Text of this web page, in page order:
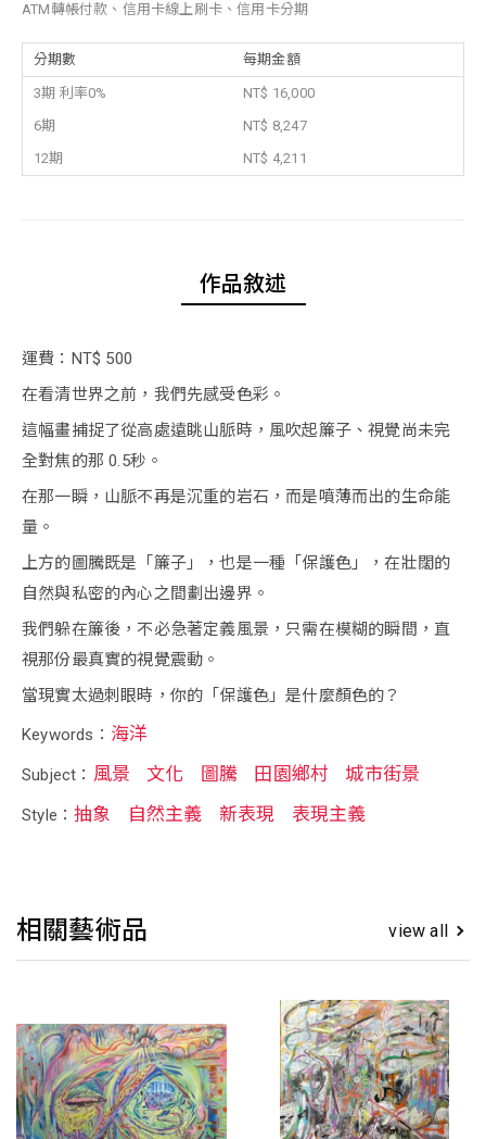
ATM轉帳付款、信用卡線上刷卡、信用卡分期
分期數 每期金額
3期 利率0%
NT$ 16,000
6期
NT$ 8,247
12期
NT$ 4,211
作品敘述
運費：NT$ 500
在看清世界之前，我們先感受色彩。
這幅畫捕捉了從高處遠眺山脈時，風吹起簾子、視覺尚未完
全對焦的那 0.5秒。
在那一瞬，山脈不再是沉重的岩石，而是噴薄而出的生命能
量。
上方的圖騰既是「簾子」，也是一種「保護色」，在壯闊的
自然與私密的內心之間劃出邊界。
我們躲在簾後，不必急著定義風景，只需在模糊的瞬間，直
視那份最真實的視覺震動。
當現實太過刺眼時，你的「保護色」是什麼顏色的？
Keywords： 海洋
Subject： 風景 文化 圖騰 田園鄉村 城市街景
Style：抽象 自然主義 新表現 表現主義
相關藝術品 view all